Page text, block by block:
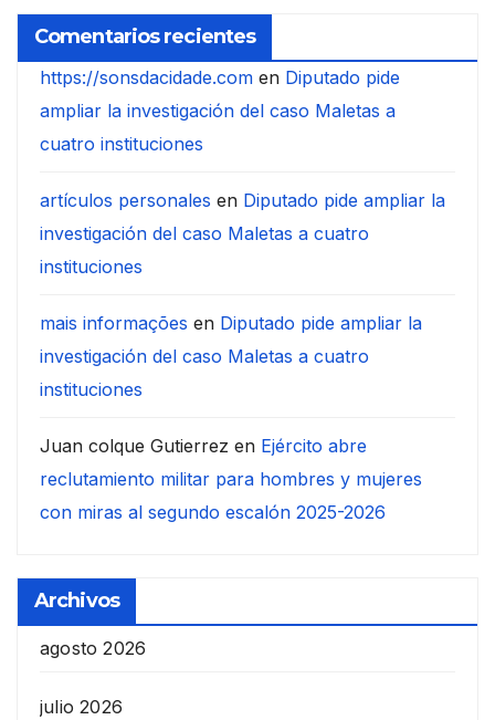
Comentarios recientes
https://sonsdacidade.com en Diputado pide
ampliar la investigación del caso Maletas a
cuatro instituciones
artículos personales en Diputado pide ampliar la
investigación del caso Maletas a cuatro
instituciones
mais informações en Diputado pide ampliar la
investigación del caso Maletas a cuatro
instituciones
Juan colque Gutierrez en Ejército abre
reclutamiento militar para hombres y mujeres
con miras al segundo escalón 2025-2026
Archivos
agosto 2026
julio 2026